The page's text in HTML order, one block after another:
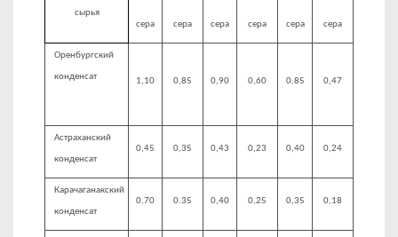
сырья
сера сера сера сера сера сера
Оренбургский
кон­денсат 1,10 0,85 0,90 0,60 0,85 0,47
Астраханский
кон­денсат
0,45 0,35 0,43 0,23 0,40 0,24
Карачаганакский
конденсат
0,70 0.35 0,40 0,25 0,35 0,18